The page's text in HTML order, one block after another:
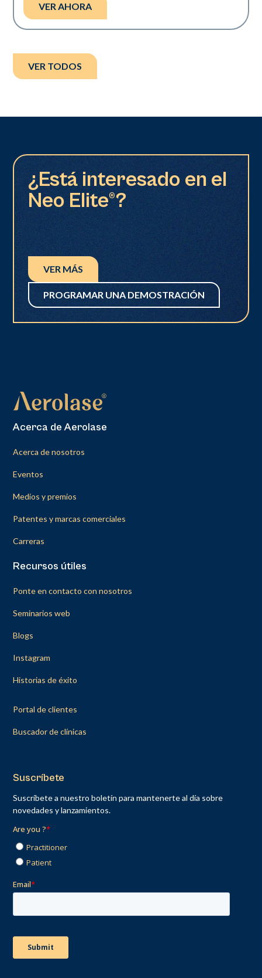
VER AHORA
VER TODOS
¿Está interesado en el
Neo Elite®?
VER MÁS
PROGRAMAR UNA DEMOSTRACIÓN
Acerca de Aerolase
Acerca de nosotros
Eventos
Medios y premios
Patentes y marcas comerciales
Carreras
Recursos útiles
Ponte en contacto con nosotros
Seminarios web
Blogs
Instagram
Historias de éxito
Portal de clientes
Buscador de clínicas
Suscríbete
Suscríbete a nuestro boletín para mantenerte al día sobre
novedades y lanzamientos.